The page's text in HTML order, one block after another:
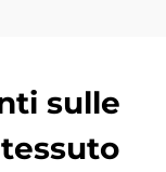
sulle